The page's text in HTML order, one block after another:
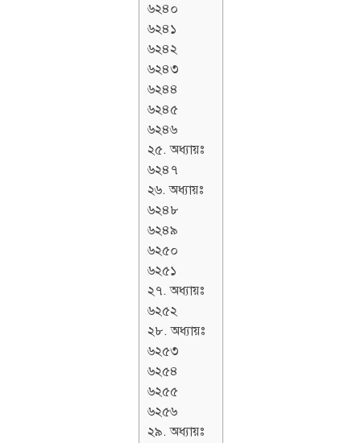
৬২৪০
৬২৪১
৬২৪২
৬২৪৩
৬২৪৪
৬২৪৫
৬২৪৬
২৫. অধ্যায়ঃ
৬২৪৭
২৬. অধ্যায়ঃ
৬২৪৮
৬২৪৯
৬২৫০
৬২৫১
২৭. অধ্যায়ঃ
৬২৫২
২৮. অধ্যায়ঃ
৬২৫৩
৬২৫৪
৬২৫৫
৬২৫৬
২৯. অধ্যায়ঃ